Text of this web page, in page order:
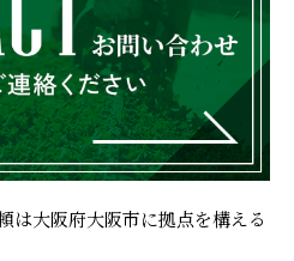
は大阪府大阪市に拠点を構える